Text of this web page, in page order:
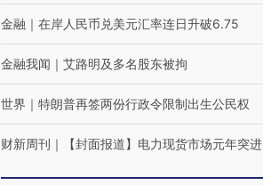
金融 ｜ 在岸人民币兑美元汇率连日升破6.75
金融我闻 ｜ 艾路明及多名股东被拘
世界 ｜ 特朗普再签两份行政令限制出生公民权
财新周刊 ｜ 【封面报道】电力现货市场元年突进